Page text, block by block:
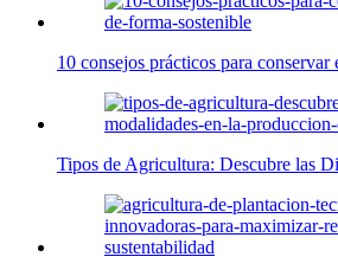
10 consejos prácticos para
Tipos de Agricultura: Descubre las